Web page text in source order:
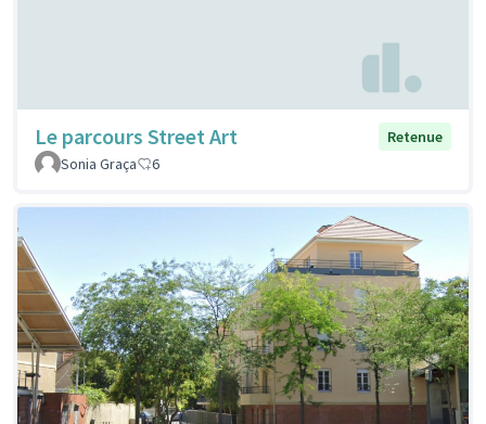
Le parcours Street Art
Retenue
Sonia Graça
6